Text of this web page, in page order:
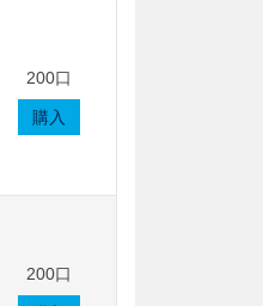
200口
購入
200口